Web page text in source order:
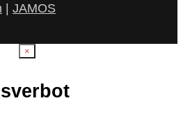
| JAMOS
×